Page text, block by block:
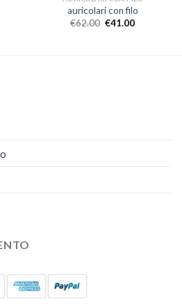
auricolari con filo
€62.00 €41.00